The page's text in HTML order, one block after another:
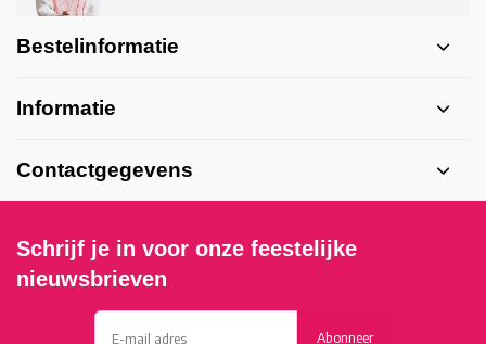
Bestelinformatie
Informatie
Contactgegevens
Schrijf je in voor onze feestelijke
nieuwsbrieven
Abonneer